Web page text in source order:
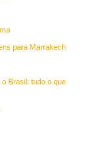
para Marrakech
Brasil: tudo o que